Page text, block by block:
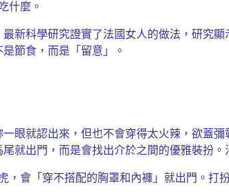
什麼。
新科學研究證實了法國女人的做法，研究
節食，而是「留意」。
眼就認出來，但也不會穿得太火辣，欲蓋
就出門，而是會找出介於之間的優雅裝扮。
會「穿不搭配的胸罩和內褲」就出門。打